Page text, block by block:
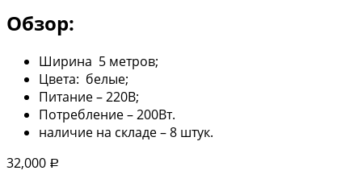
Обзор:
Ширина 5 метров;
Цвета: белые;
Питание – 220В;
Потребление – 200Вт.
наличие на складе – 8 штук.
32,000 Р